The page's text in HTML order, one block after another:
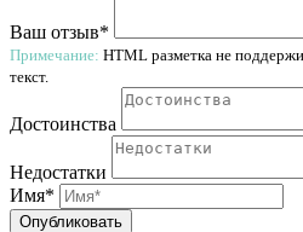
Ваш отзыв*
Примечание: HTML разметка не
текст.
Достоинства
Недостатки
Имя*
Опубликовать